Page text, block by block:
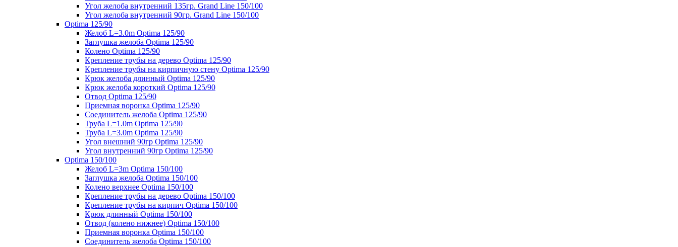
Угол желоба внутренний 135гр. Grand Line 150/100
Угол желоба внутренний 90гр. Grand Line 150/100
Optima 125/90
Желоб L=3.0m Optima 125/90
Заглушка желоба Optima 125/90
Колено Optima 125/90
Крепление трубы на дерево Optima 125/90
Крепление трубы на кирпичную стену Optima 125/90
Крюк желоба длинный Optima 125/90
Крюк желоба короткий Optima 125/90
Отвод Optima 125/90
Приемная воронка Optima 125/90
Соединитель желоба Optima 125/90
Труба L=1.0m Optima 125/90
Труба L=3.0m Optima 125/90
Угол внешний 90гр Optima 125/90
Угол внутренний 90гр Optima 125/90
Optima 150/100
Желоб L=3m Optima 150/100
Заглушка желоба Optima 150/100
Колено верхнее Optima 150/100
Крепление трубы на дерево Optima 150/100
Крепление трубы на кирпич Optima 150/100
Крюк длинный Optima 150/100
Отвод (колено нижнее) Optima 150/100
Приемная воронка Optima 150/100
Соединитель желоба Optima 150/100